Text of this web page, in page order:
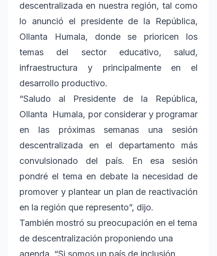
descentralizada en nuestra región, tal como
lo anunció el presidente de la República,
Ollanta Humala, donde se prioricen los
temas del sector educativo, salud,
infraestructura y principalmente en el
desarrollo productivo.
“Saludo al Presidente de la República,
Ollanta Humala, por considerar y programar
en las próximas semanas una sesión
descentralizada en el departamento más
convulsionado del país. En esa sesión
pondré el tema en debate la necesidad de
promover y plantear un plan de reactivación
en la región que represento”, dijo.
También mostró su preocupación en el tema
de descentralización proponiendo una